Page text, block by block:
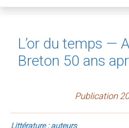
L’or du temps —
Breton 50 ans
Publication
Littérature : auteurs